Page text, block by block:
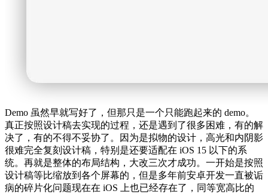
Demo 虽然早就写好了，但那只是一个只能跑起来的 demo。
真正按照设计稿去实现的过程，还是遇到了很多困难，有的解
决了，有的不得不妥协了。因为是拟物的设计，高光和内阴影
很难完全复刻设计稿，特别是还要适配在 iOS 15 以下的系
统。再就是整体的布局结构，大改三次才成功。一开始是按照
设计稿等比缩放到各个屏幕的，但是多年前安卓开发一直被诟
病的碎片化问题现在在 iOS 上也已经存在了，同等宽高比的